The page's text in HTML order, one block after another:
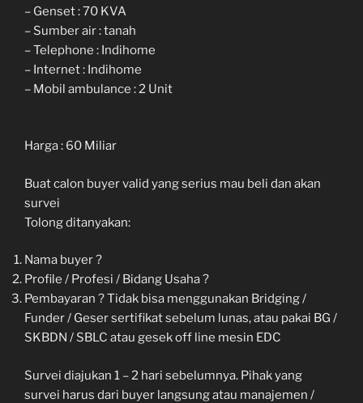
– Genset : 70 KVA
– Sumber air : tanah
– Telephone : Indihome
– Internet : Indihome
– Mobil ambulance : 2 Unit
Harga : 60 Miliar
Buat calon buyer valid yang serius mau beli dan akan
survei
Tolong ditanyakan:
Nama buyer ?
Profile / Profesi / Bidang Usaha ?
Pembayaran ? Tidak bisa menggunakan Bridging /
Funder / Geser sertifikat sebelum lunas, atau pakai BG /
SKBDN / SBLC atau gesek off line mesin EDC
Survei diajukan 1 – 2 hari sebelumnya. Pihak yang
survei harus dari buyer langsung atau manajemen /